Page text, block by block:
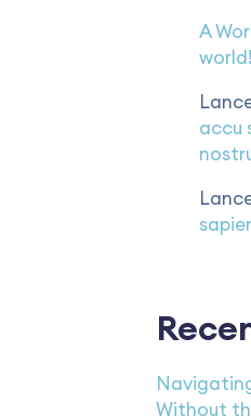
A
world!
accu
Without